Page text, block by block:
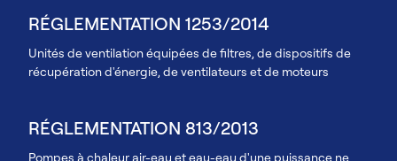
RÉGLEMENTATION 1253/2014
Unités de ventilation équipées de filtres, de dispositifs de
récupération d'énergie, de ventilateurs et de moteurs
RÉGLEMENTATION 813/2013
Pompes à chaleur air-eau et eau-eau d'une puissance ne